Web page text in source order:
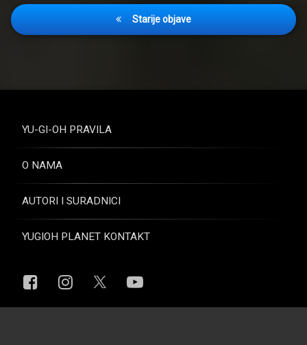
Navigacija
objava
Starije objave
YU-GI-OH PRAVILA
O NAMA
AUTORI I SURADNICI
YUGIOH PLANET KONTAKT
FacebookInstagramYouTube